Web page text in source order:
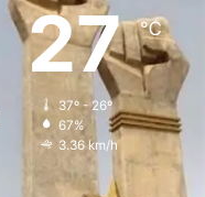
t
a
g
r
T
o
k
27℃
37º - 26º
67%
3.36 km/h